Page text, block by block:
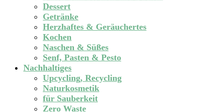
Dessert
Getränke
Herzhaftes & Geräuchertes
Kochen
Naschen & Süßes
Senf, Pasten & Pesto
Nachhaltiges
Upcycling, Recycling
Naturkosmetik
für Sauberkeit
Zero Waste